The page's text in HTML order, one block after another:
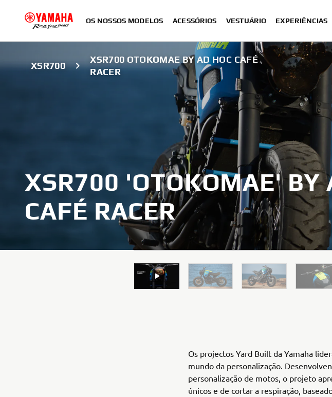
OS NOSSOS MODELOS ACESSÓRIOS VESTUÁRIO EXPERIÊNCIAS
XSR700
XSR700 OTOKOMAE BY AD HOC CAFÉ
RACER
XSR700 'OTOKOMAE' BY
CAFÉ RACER
Os projectos Yard Built da Yamaha
mundo da personalização.
personalização de motos, o projeto
únicos e de cortar a respiração,